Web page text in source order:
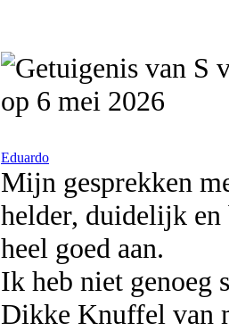
op 6 mei 2026
Eduardo
Mijn gesprekken
helder, duidelijk en
heel goed aan.
Ik heb niet genoeg
Dikke Knuffel van